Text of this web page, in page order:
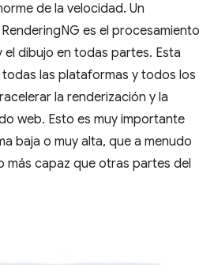
de la velocidad. Un
es el procesamiento
el dibujo en todas partes. Esta
todas las plataformas y todos los
la renderización y la
web. Esto es muy importante
baja o muy alta, que a menudo
más capaz que otras partes del